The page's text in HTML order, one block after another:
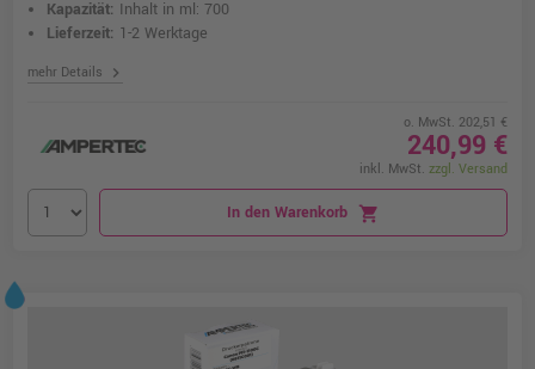
Kapazität: Inhalt in ml: 700
Lieferzeit: 1-2 Werktage
mehr Details chevron_right
o. MwSt. 202,51 €
240,99 €
inkl. MwSt. zzgl. Versand
In den Warenkorb shopping_cart